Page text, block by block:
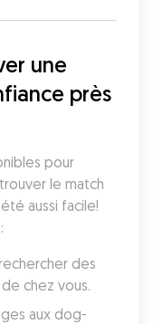
une
près
pour
le match
aussi facile!
des
chez vous.
aux dog-